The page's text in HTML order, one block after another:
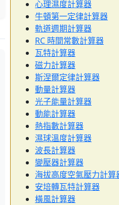
心理濕度計算器
牛頓第一定律計算器
軌道週期計算器
RC 時間常數計算器
瓦特計算器
磁力計算器
斯涅爾定律計算器
動量計算器
光子能量計算器
動能計算器
熱指數計算器
濕球溫度計算器
波長計算器
變壓器計算器
海拔高度空氣壓力計算
安培轉瓦特計算器
橫風計算器